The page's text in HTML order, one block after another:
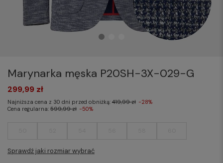
Marynarka męska P20SH-3X-029-G
Sprawdź jaki rozmiar wybrać
299,99 zł
Najniższa cena z 30 dni przed obniżką: 419,99 zł -28%
Cena regularna: 599,99 zł -50%